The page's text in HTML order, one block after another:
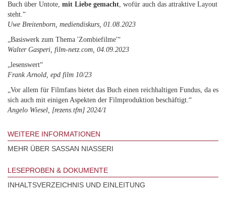
Buch über Untote, mit Liebe gemacht, wofür auch das attraktive Layout
steht.“
Uwe Breitenborn, mediendiskurs, 01.08.2023
„Basiswerk zum Thema 'Zombiefilme'“
Walter Gasperi, film-netz.com, 04.09.2023
„lesenswert“
Frank Arnold, epd film 10/23
„Vor allem für Filmfans bietet das Buch einen reichhaltigen Fundus, da es
sich auch mit einigen Aspekten der Filmproduktion beschäftigt.“
Angelo Wiesel, [rezens.tfm] 2024/1
WEITERE INFORMATIONEN
MEHR ÜBER SASSAN NIASSERI
LESEPROBEN & DOKUMENTE
INHALTSVERZEICHNIS UND EINLEITUNG